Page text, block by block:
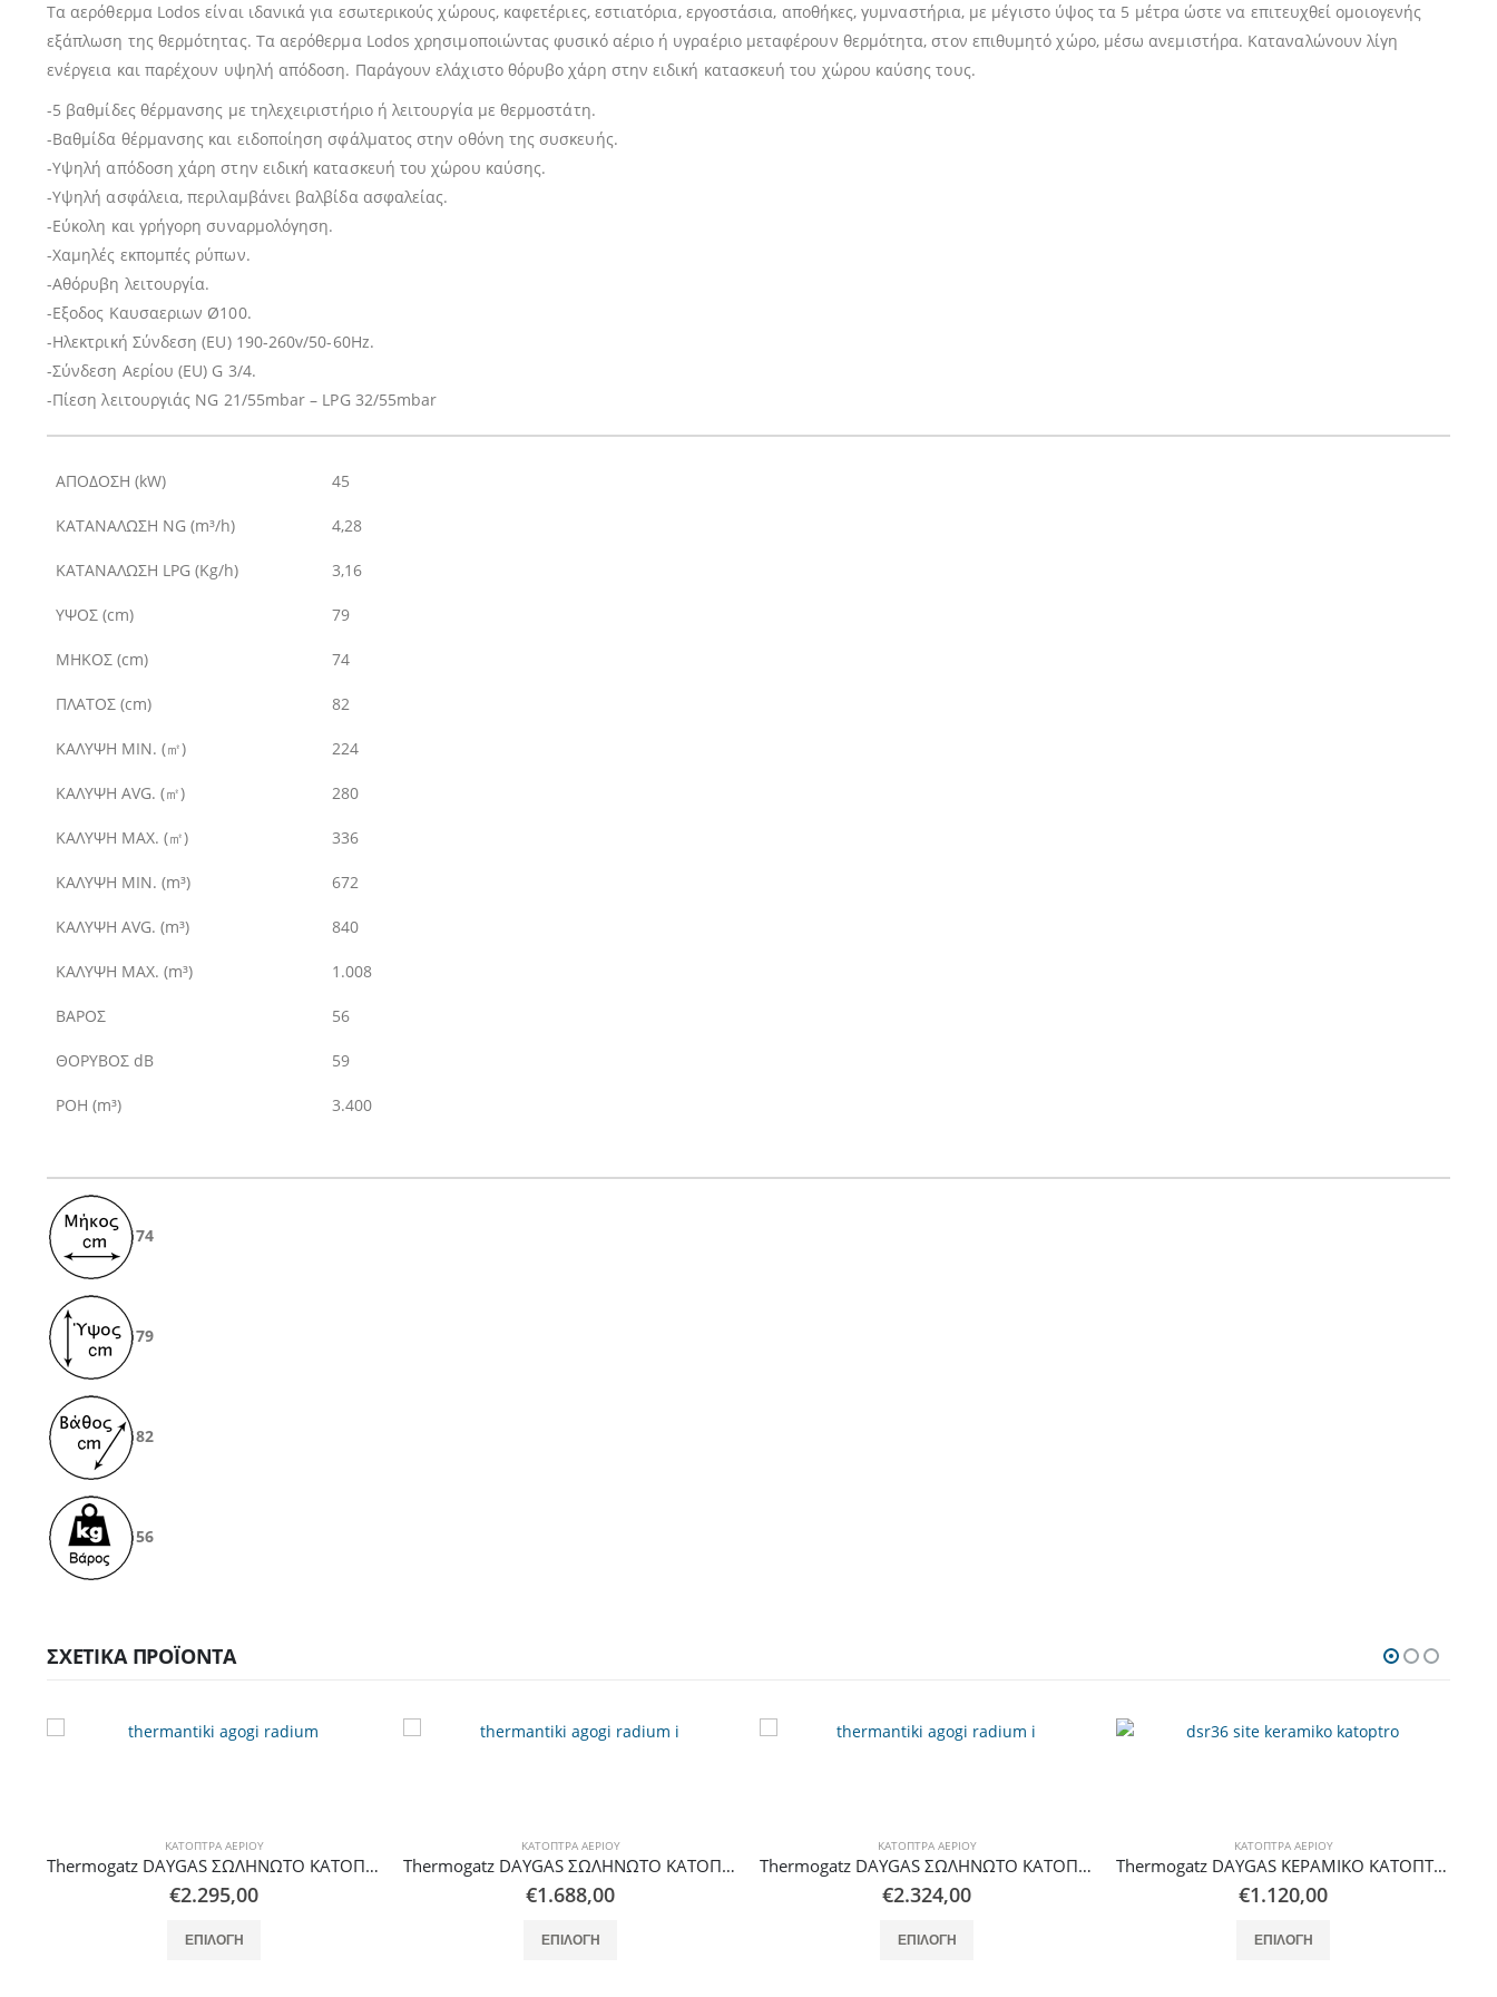
Τα αερόθερμα Lodos είναι ιδανικά για εσωτερικούς χώρους, καφετέριες, εστιατόρια, εργοστάσια, αποθήκες, γυμναστήρια, με μέγιστο ύψος τα 5 μέτρα ώστε να επιτευχθεί ομοιογενής
εξάπλωση της θερμότητας. Τα αερόθερμα Lodos χρησιμοποιώντας φυσικό αέριο ή υγραέριο μεταφέρουν θερμότητα, στον επιθυμητό χώρο, μέσω ανεμιστήρα. Καταναλώνουν λίγη
ενέργεια και παρέχουν υψηλή απόδοση. Παράγουν ελάχιστο θόρυβο χάρη στην ειδική κατασκευή του χώρου καύσης τους.
-5 βαθμίδες θέρμανσης με τηλεχειριστήριο ή λειτουργία με θερμοστάτη.
-Βαθμίδα θέρμανσης και ειδοποίηση σφάλματος στην οθόνη της συσκευής.
-Υψηλή απόδοση χάρη στην ειδική κατασκευή του χώρου καύσης.
-Υψηλή ασφάλεια, περιλαμβάνει βαλβίδα ασφαλείας.
-Εύκολη και γρήγορη συναρμολόγηση.
-Χαμηλές εκπομπές ρύπων.
-Αθόρυβη λειτουργία.
-Εξοδος Καυσαεριων Ø100.
-Ηλεκτρική Σύνδεση (EU) 190-260v/50-60Hz.
-Σύνδεση Αερίου (EU) G 3/4.
-Πίεση λειτουργιάς NG 21/55mbar – LPG 32/55mbar
ΑΠΟΔΟΣΗ (kW) 45
ΚΑΤΑΝΑΛΩΣΗ NG (m³/h) 4,28
ΚΑΤΑΝΑΛΩΣΗ LPG (Kg/h) 3,16
ΥΨΟΣ (cm) 79
ΜΗΚΟΣ (cm) 74
ΠΛΑΤΟΣ (cm) 82
ΚΑΛΥΨΗ MIN. (㎡) 224
ΚΑΛΥΨΗ AVG. (㎡) 280
ΚΑΛΥΨΗ MAX. (㎡) 336
ΚΑΛΥΨΗ MIN. (m³) 672
ΚΑΛΥΨΗ AVG. (m³) 840
ΚΑΛΥΨΗ MAX. (m³) 1.008
ΒΑΡΟΣ 56
ΘΟΡΥΒΟΣ dB 59
ΡΟΗ (m³) 3.400
74
79
82
56
ΣΧΕΤΙΚΆ ΠΡΟΪΌΝΤΑ
ΚΆΤΟΠΤΡΑ ΑΕΡΊΟΥ
Thermogatz DAYGAS ΣΩΛΗΝΩΤΟ ΚΑΤΟΠΤΡΟ RADIUM I-35 (9,9m) 2 STEPS
€1.688,00
ΕΠΙΛΟΓΉ
ΚΆΤΟΠΤΡΑ ΑΕΡΊΟΥ
Thermogatz DAYGAS ΣΩΛΗΝΩΤΟ ΚΑΤΟΠΤΡΟ RADIUM I-71 (18,9m) 2 STEPS
€2.324,00
ΕΠΙΛΟΓΉ
ΚΆΤΟΠΤΡΑ ΑΕΡΊΟΥ
Thermogatz DAYGAS ΚΕΡΑΜΙΚΟ ΚΑΤΟΠΤΡΟ DSR 25E INDUSTRIAL 2 STEPS
€1.120,00
ΕΠΙΛΟΓΉ
ΚΆΤΟΠΤΡΑ ΑΕΡΊΟΥ
Thermogatz DAYGAS ΣΩΛΗΝΩΤΟ ΚΑΤΟΠΤΡΟ RADIUM I-30 (6,9m) 2 STEPS
€1.485,00
ΕΠΙΛΟΓΉ